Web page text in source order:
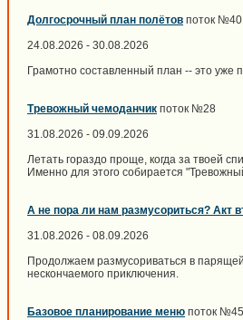
Долгосрочный план полётов поток №40
24.08.2026 - 30.08.2026
Грамотно составленный план -- это уже
Тревожный чемоданчик поток №28
31.08.2026 - 09.09.2026
Летать гораздо проще, когда за твоей
Именно для этого собирается
А не пора ли нам размусориться? Акт
31.08.2026 - 08.09.2026
Продолжаем размусориваться в
нескончаемого приключения.
Базовое планирование меню поток №45